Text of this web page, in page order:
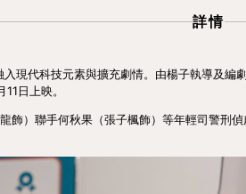
詳情
現代科技元素與擴充劇情。由楊子執導及
日上映。
飾）聯手何秋果（張子楓飾）等年輕司警刑